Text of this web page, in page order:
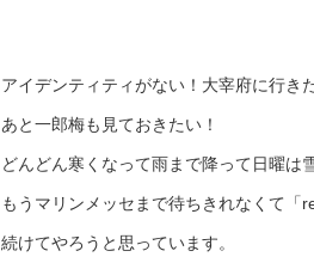
アイデンティティがない！大宰府に行き
あと一郎梅も見ておきたい！
どんどん寒くなって雨まで降って日曜は
もうマリンメッセまで待ちきれなくて「
続けてやろうと思っています。